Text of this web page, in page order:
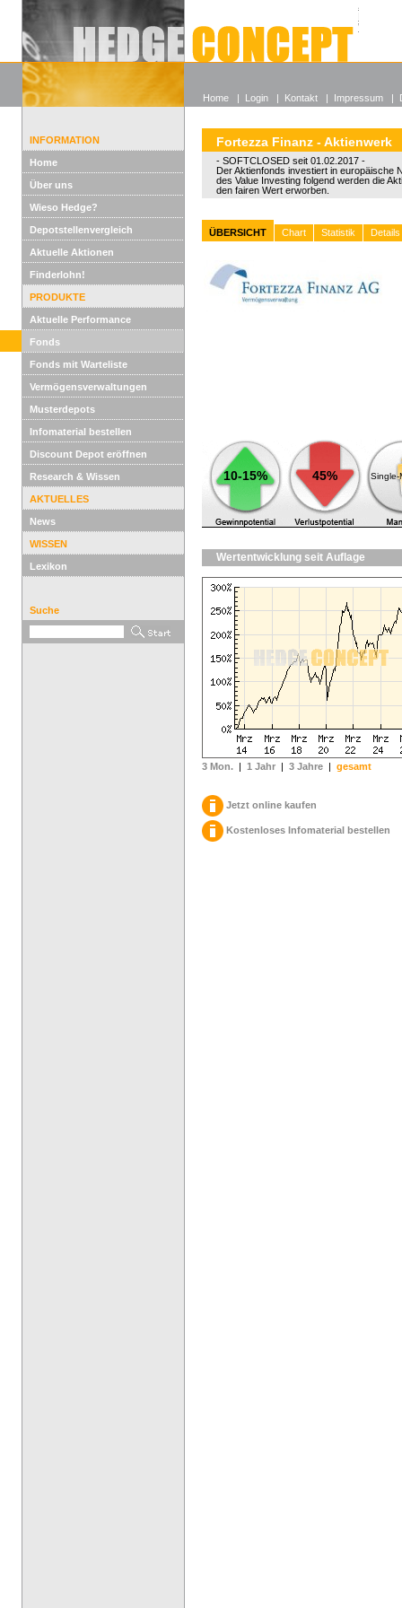
Alle
Wieso
INFORMATION
Home
Über uns
Wieso Hedge?
Depotstellenvergleich
Aktuelle Aktionen
Finderlohn!
PRODUKTE
Aktuelle Performance
Fonds
Fonds mit Warteliste
Vermögensverwaltungen
Musterdepots
Infomaterial bestellen
Discount Depot eröffnen
Research & Wissen
AKTUELLES
News
WISSEN
Lexikon
Suche
Fortezza Finanz - Aktienwerk
- SOFTCLOSED seit 01.02.2017 -
Der Aktienfonds investiert in europäische
des Value Investing folgend werden die
den fairen Wert erworben.
ÜBERSICHT Chart Statistik Details
10-15% 45% Single-
Wertentwicklung seit Auflage
3 Mon. | 1 Jahr | 3 Jahre | gesamt
Jetzt online kaufen
Kostenloses Infomaterial bestellen
Home | Login | Kontakt | Impressum |